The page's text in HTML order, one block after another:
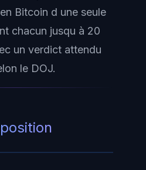
Bitcoin d une seule
chacun jusqu à 20
un verdict attendu
le DOJ.